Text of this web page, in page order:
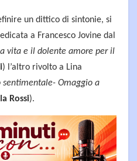
un dittico di sintonie, si
a Francesco Jovine dal
vita e il dolente amore per il
) l’altro rivolto a Lina
sentimentale- Omaggio a
Rossi).